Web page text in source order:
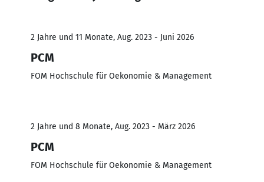
2 Jahre und 11 Monate, Aug. 2023 - Juni 2026
PCM
FOM Hochschule für Oekonomie & Management
2 Jahre und 8 Monate, Aug. 2023 - März 2026
PCM
FOM Hochschule für Oekonomie & Management